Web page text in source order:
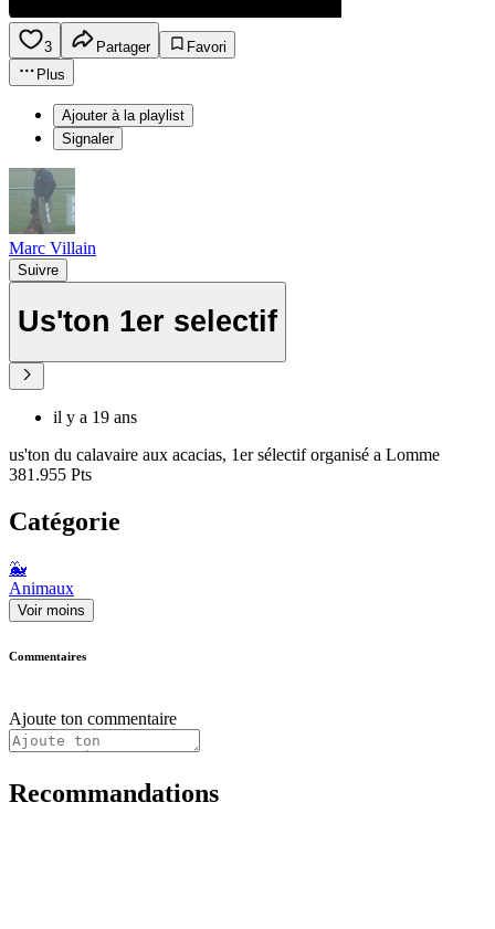
3 Partager
Favori
Plus
Ajouter à la playlist
Signaler
Marc Villain
Suivre
Us'ton 1er selectif
il y a 19 ans
us'ton du calavaire aux acacias, 1er sélectif organisé a Lomme
381.955 Pts
Catégorie
🐳
Animaux
Voir moins
Commentaires
Ajoute ton commentaire
Recommandations